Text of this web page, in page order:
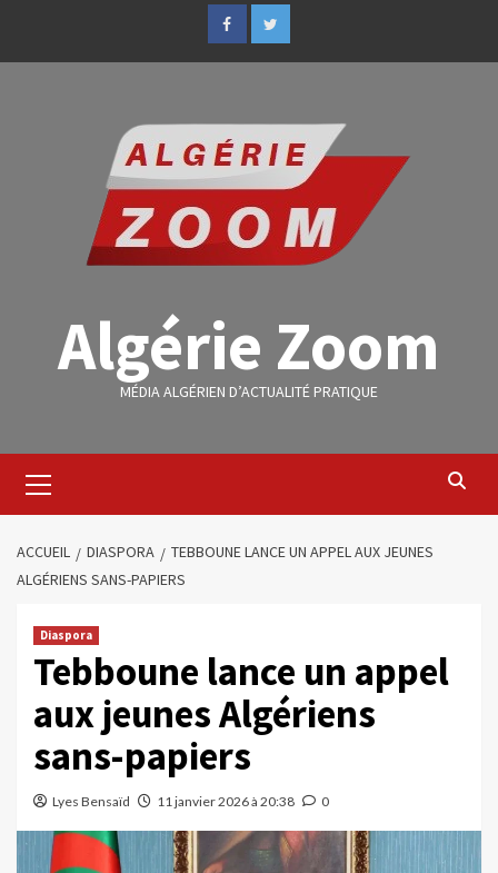
Algérie Zoom
MÉDIA ALGÉRIEN D’ACTUALITÉ PRATIQUE
ACCUEIL DIASPORA
TEBBOUNE LANCE UN APPEL AUX JEUNES
ALGÉRIENS SANS-PAPIERS
Diaspora
Tebboune lance un appel
aux jeunes Algériens
sans-papiers
Lyes Bensaïd 11 janvier 2026 à 20:38 0